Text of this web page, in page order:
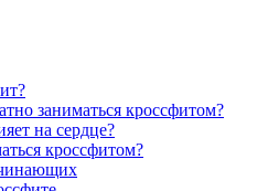
заниматься кроссфитом?
на сердце?
кроссфитом?